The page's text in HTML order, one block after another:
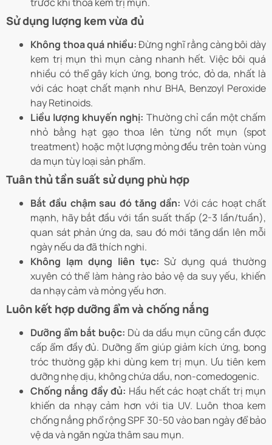
trước khi thoa kem trị mụn.
Sử dụng lượng kem vừa đủ
Không thoa quá nhiều:Đừng nghĩ rằng càng bôi dày
kem trị mụn thì mụn càng nhanh hết. Việc bôi quá
nhiều có thể gây kích ứng, bong tróc, đỏ da, nhất là
với các hoạt chất mạnh như BHA, Benzoyl Peroxide
hay Retinoids.
Liều lượng khuyến nghị: Thường chỉ cần một chấm
nhỏ bằng hạt gạo thoa lên từng nốt mụn (spot
treatment) hoặc một lượng mỏng đều trên toàn vùng
da mụn tùy loại sản phẩm.
Tuân thủ tần suất sử dụng phù hợp
Bắt đầu chậm sau đó tăng dần: Với các hoạt chất
mạnh, hãy bắt đầu với tần suất thấp (2-3 lần/tuần),
quan sát phản ứng da, sau đó mới tăng dần lên mỗi
ngày nếu da đã thích nghi.
Không lạm dụng liên tục: Sử dụng quá thường
xuyên có thể làm hàng rào bảo vệ da suy yếu, khiến
da nhạy cảm và mỏng yếu hơn.
Luôn kết hợp dưỡng ẩm và chống nắng
Dưỡng ẩm bắt buộc: Dù da dầu mụn cũng cần được
cấp ẩm đầy đủ. Dưỡng ẩm giúp giảm kích ứng, bong
tróc thường gặp khi dùng kem trị mụn. Ưu tiên kem
dưỡng nhẹ dịu, không chứa dầu, non-comedogenic.
Chống nắng đầy đủ: Hầu hết các hoạt chất trị mụn
khiến da nhạy cảm hơn với tia UV. Luôn thoa kem
chống nắng phổ rộng SPF 30-50 vào ban ngày để bảo
vệ da và ngăn ngừa thâm sau mụn.